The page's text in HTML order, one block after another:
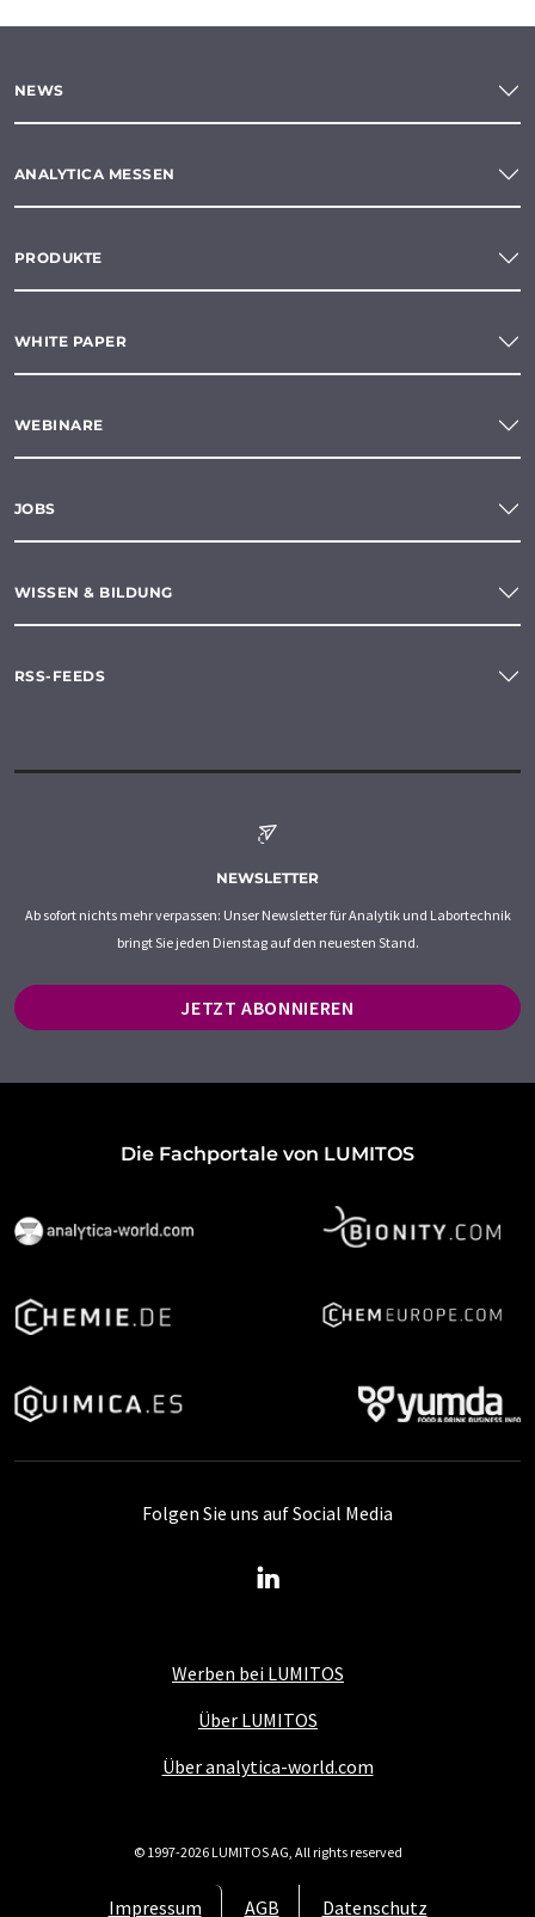
NEWS
ANALYTICA MESSEN
PRODUKTE
WHITE PAPER
WEBINARE
JOBS
WISSEN & BILDUNG
RSS-FEEDS
NEWSLETTER
Ab sofort nichts mehr verpassen: Unser Newsletter für Analytik und Labortechnik
bringt Sie jeden Dienstag auf den neuesten Stand.
JETZT ABONNIEREN
Die Fachportale von LUMITOS
Werben bei LUMITOS
Über LUMITOS
Über analytica-world.com
Impressum AGB Datenschutz
Folgen Sie uns auf Social Media
© 1997-2026 LUMITOS AG, All rights reserved